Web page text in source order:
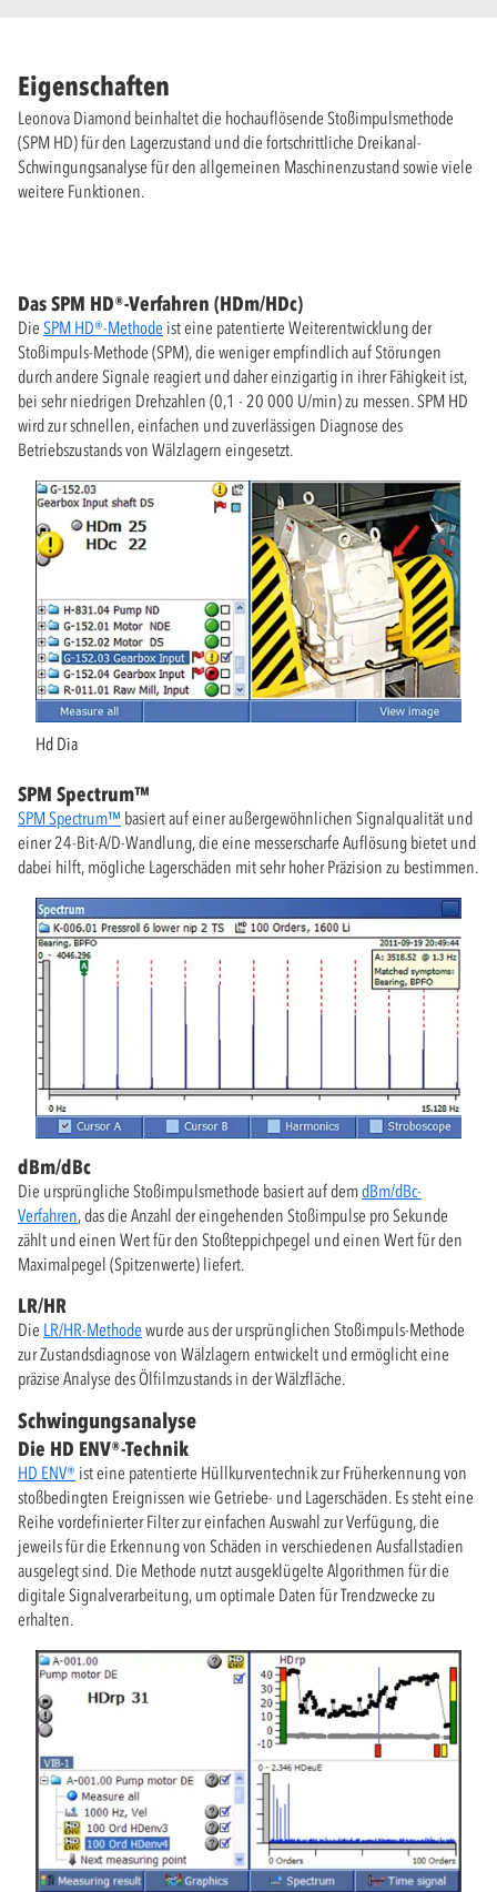
Eigenschaften
Leonova Diamond beinhaltet die hochauflösende Stoßimpulsmethode
(SPM HD) für den Lagerzustand und die fortschrittliche Dreikanal-
Schwingungsanalyse für den allgemeinen Maschinenzustand sowie viele
weitere Funktionen.
Das SPM HD®-Verfahren (HDm/HDc)
Die SPM HD®-Methode ist eine patentierte Weiterentwicklung der
Stoßimpuls-Methode (SPM), die weniger empfindlich auf Störungen
durch andere Signale reagiert und daher einzigartig in ihrer Fähigkeit ist,
bei sehr niedrigen Drehzahlen (0,1 - 20 000 U/min) zu messen. SPM HD
wird zur schnellen, einfachen und zuverlässigen Diagnose des
Betriebszustands von Wälzlagern eingesetzt.
Hd Dia
SPM Spectrum™
SPM Spectrum™ basiert auf einer außergewöhnlichen Signalqualität und
einer 24-Bit-A/D-Wandlung, die eine messerscharfe Auflösung bietet und
dabei hilft, mögliche Lagerschäden mit sehr hoher Präzision zu bestimmen.
dBm/dBc
Die ursprüngliche Stoßimpulsmethode basiert auf demdBm/dBc-
Verfahren, das die Anzahl der eingehenden Stoßimpulse pro Sekunde
zählt und einen Wert für den Stoßteppichpegel und einen Wert für den
Maximalpegel (Spitzenwerte) liefert.
LR/HR
Die LR/HR-Methode wurde aus der ursprünglichen Stoßimpuls-Methode
zur Zustandsdiagnose von Wälzlagern entwickelt und ermöglicht eine
präzise Analyse des Ölfilmzustands in der Wälzfläche.
Schwingungsanalyse
Die HD ENV®-Technik
HD ENV® ist eine patentierte Hüllkurventechnik zur Früherkennung von
stoßbedingten Ereignissen wie Getriebe- und Lagerschäden. Es steht eine
Reihe vordefinierter Filter zur einfachen Auswahl zur Verfügung, die
jeweils für die Erkennung von Schäden in verschiedenen Ausfallstadien
ausgelegt sind. Die Methode nutzt ausgeklügelte Algorithmen für die
digitale Signalverarbeitung, um optimale Daten für Trendzwecke zu
erhalten.